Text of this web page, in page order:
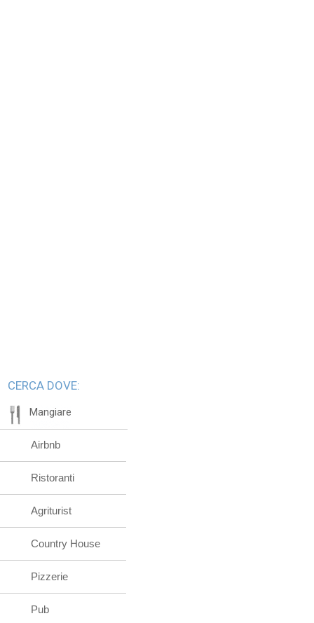
CERCA DOVE:
Mangiare
Airbnb
Ristoranti
Agriturist
Country House
Pizzerie
Pub